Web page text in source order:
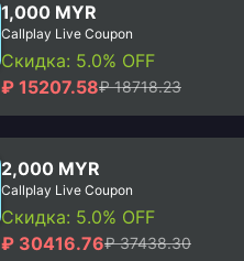
1,000 MYR
Callplay Live Coupon
Скидка: 5.0% OFF
₽ 15207.58₽ 18718.23
2,000 MYR
Callplay Live Coupon
Скидка: 5.0% OFF
₽ 30416.76₽ 37438.30